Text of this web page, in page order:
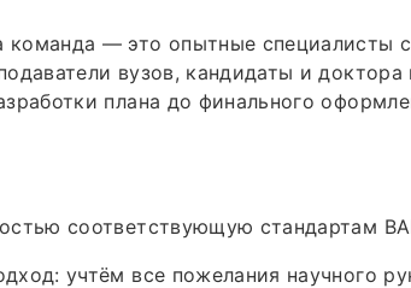
— это опытные специалисты
вузов, кандидаты и
плана до финального
соответствующую стандартам
учтём все пожелания научного